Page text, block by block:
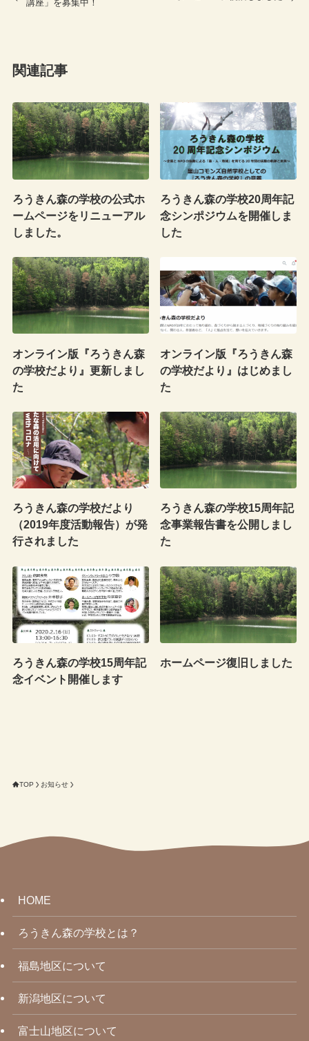
講座」を募集中！
関連記事
ろうきん森の学校の公式ホ
ームページをリニューアル
しました。
ろうきん森の学校20周年記
念シンポジウムを開催しま
した
オンライン版『ろうきん森
の学校だより』更新しまし
た
オンライン版『ろうきん森
の学校だより』はじめまし
た
ろうきん森の学校だより
（2019年度活動報告）が発
行されました
ろうきん森の学校15周年記
念事業報告書を公開しまし
た
ろうきん森の学校15周年記
念イベント開催します
ホームページ復旧しました
TOP お知らせ
HOME
ろうきん森の学校とは？
福島地区について
新潟地区について
富士山地区について